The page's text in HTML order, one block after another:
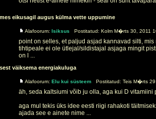
eikusagil augus külma vette uppumine
Alafoorum: Isiksus Postitatud: Kolm M�rts 30, 2011
point on selles, et paljud asjad kannavad silti,
tihtipeale ei ole ütlejal/sildistajal asjaga mingit
on l ...
väiksema energiakuluga
Alafoorum: Elu kui süsteem Postitatud: Teis M�rts
äh, seda kaltsiumi võib ju olla, aga kui D
aga mul tekis üks idee eesti riigi rahakoti
ajada see e ainete nime ...